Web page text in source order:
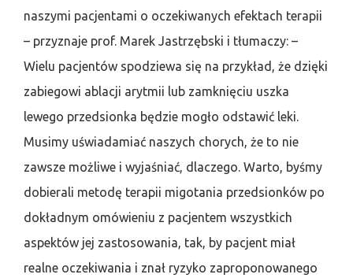
naszymi pacjentami o oczekiwanych efektach terapii
– przyznaje prof. Marek Jastrzębski i tłumaczy: –
Wielu pacjentów spodziewa się na przykład, że dzięki
zabiegowi ablacji arytmii lub zamknięciu uszka
lewego przedsionka będzie mogło odstawić leki.
Musimy uświadamiać naszych chorych, że to nie
zawsze możliwe i wyjaśniać, dlaczego. Warto, byśmy
dobierali metodę terapii migotania przedsionków po
dokładnym omówieniu z pacjentem wszystkich
aspektów jej zastosowania, tak, by pacjent miał
realne oczekiwania i znał ryzyko zaproponowanego